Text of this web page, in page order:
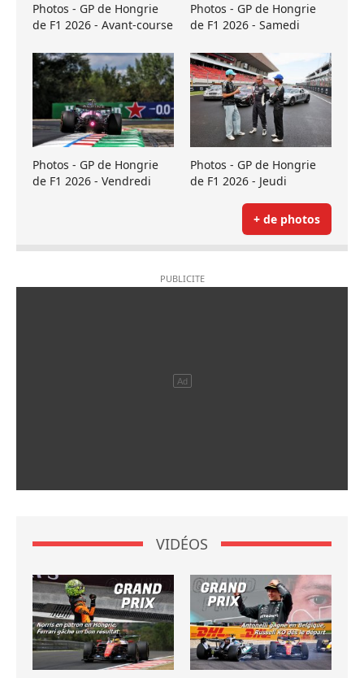
Photos - GP de Hongrie
de F1 2026 - Avant-course
Photos - GP de Hongrie
de F1 2026 - Samedi
Photos - GP de Hongrie
de F1 2026 - Vendredi
Photos - GP de Hongrie
de F1 2026 - Jeudi
+ de photos
VIDÉOS